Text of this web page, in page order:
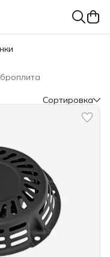
Сортировка